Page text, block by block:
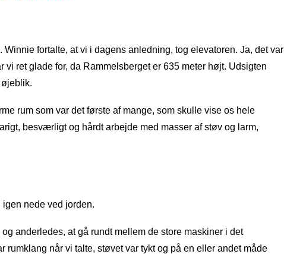
fortalte, at vi i dagens anledning, tog elevatoren. Ja, det var
ret glade for, da Rammelsberget er 635 meter højt. Udsigten
øjeblik.
rum som var det første af mange, som skulle vise os hele
besværligt og hårdt arbejde med masser af støv og larm,
nede ved jorden.
anderledes, at gå rundt mellem de store maskiner i det
rumklang når vi talte, støvet var tykt og på en eller andet måde